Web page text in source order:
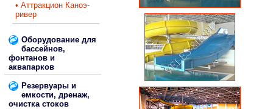
• Аттракцион Каноэ-
ривер
Оборудование для
бассейнов,
фонтанов и
аквапарков
Резервуары и
емкости, дренаж,
очистка стоков